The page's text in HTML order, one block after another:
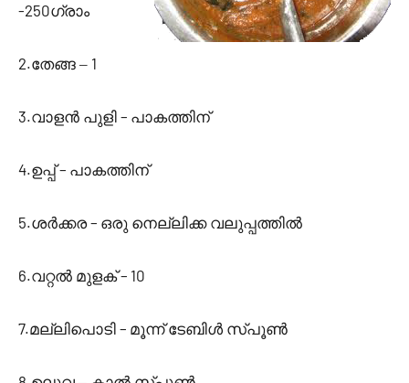
-250ഗ്രാം
2.തേങ്ങ – 1
3.വാളന്‍ പുളി – പാകത്തിന്
4.ഉപ്പ്– പാകത്തിന്
5.ശര്‍ക്കര– ഒരു നെല്ലിക്ക വലുപ്പത്തില്‍
6.വറ്റല്‍ മുളക്– 10
7.മല്ലിപൊടി – മൂന്ന് ടേബിള്‍ സ്പൂണ്‍